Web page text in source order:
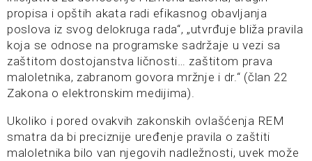
propisa i opštih akata radi efikasnog obavljanja
poslova iz svog delokruga rada“, „utvrđuje bliža pravila
koja se odnose na programske sadržaje u vezi sa
zaštitom dostojanstva ličnosti… zaštitom prava
maloletnika, zabranom govora mržnje i dr.“ (član 22
Zakona o elektronskim medijima).
Ukoliko i pored ovakvih zakonskih ovlašćenja REM
smatra da bi preciznije uređenje pravila o zaštiti
maloletnika bilo van njegovih nadležnosti, uvek može